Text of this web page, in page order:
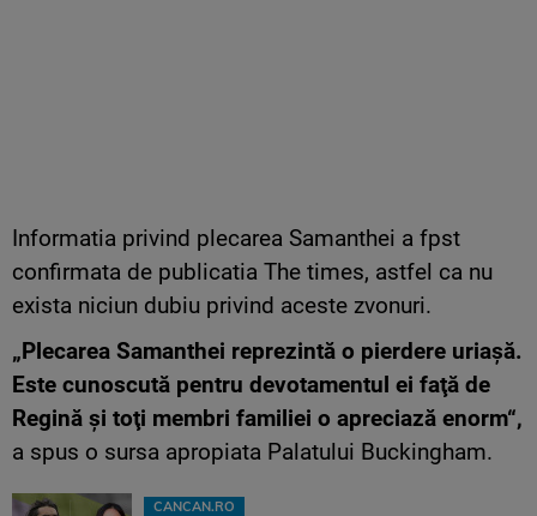
Informatia privind plecarea Samanthei a fpst
confirmata de publicatia The times, astfel ca nu
exista niciun dubiu privind aceste zvonuri.
„Plecarea Samanthei reprezintă o pierdere uriaşă.
Este cunoscută pentru devotamentul ei faţă de
Regină şi toţi membri familiei o apreciază enorm“,
a spus o sursa apropiata Palatului Buckingham.
CANCAN.RO